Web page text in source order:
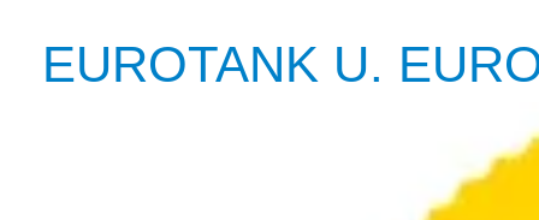
EUROTANK U.